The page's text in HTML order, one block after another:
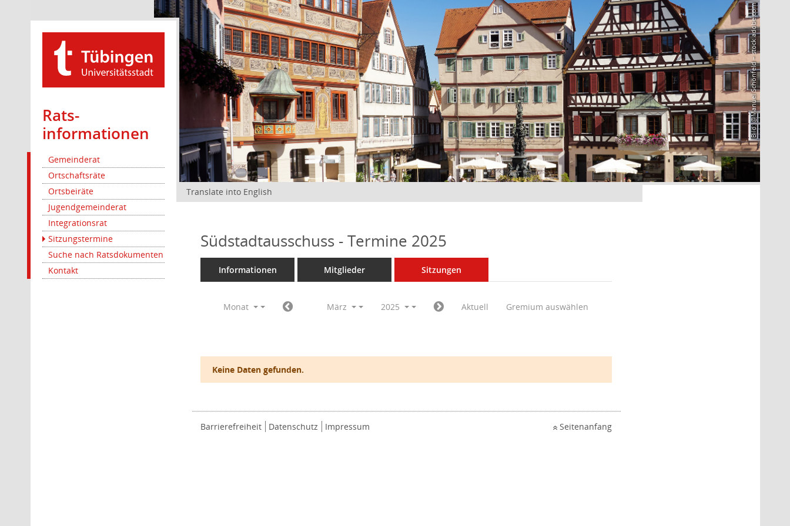
Rats­
informationen
Gemeinderat
Ortschaftsräte
Ortsbeiräte
Jugendgemeinderat
Integrationsrat
Sitzungstermine
Suche nach Ratsdokumenten
Kontakt
Bild: @Manuel Schönfeld – stock.adobe.com
Translate into English
Südstadtausschuss - Termine 2025
Informationen Mitglieder Sitzungen
Monat März 2025 Aktuell Gremium auswählen
Keine Daten gefunden.
Barrierefreiheit Datenschutz Impressum Seitenanfang